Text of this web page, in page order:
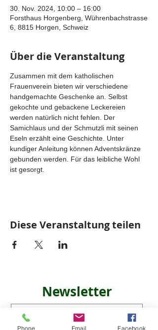
30. Nov. 2024, 10:00 – 16:00
Forsthaus Horgenberg, Wührenbachstrasse
6, 8815 Horgen, Schweiz
Über die Veranstaltung
Zusammen mit dem katholischen
Frauenverein bieten wir verschiedene
handgemachte Geschenke an. Selbst
gekochte und gebackene Leckereien
werden natürlich nicht fehlen. Der
Samichlaus und der Schmutzli mit seinen
Eseln erzählt eine Geschichte. Unter
kundiger Anleitung können Adventskränze
gebunden werden. Für das leibliche Wohl
ist gesorgt.
Diese Veranstaltung teilen
Newsletter
Phone Email Facebook